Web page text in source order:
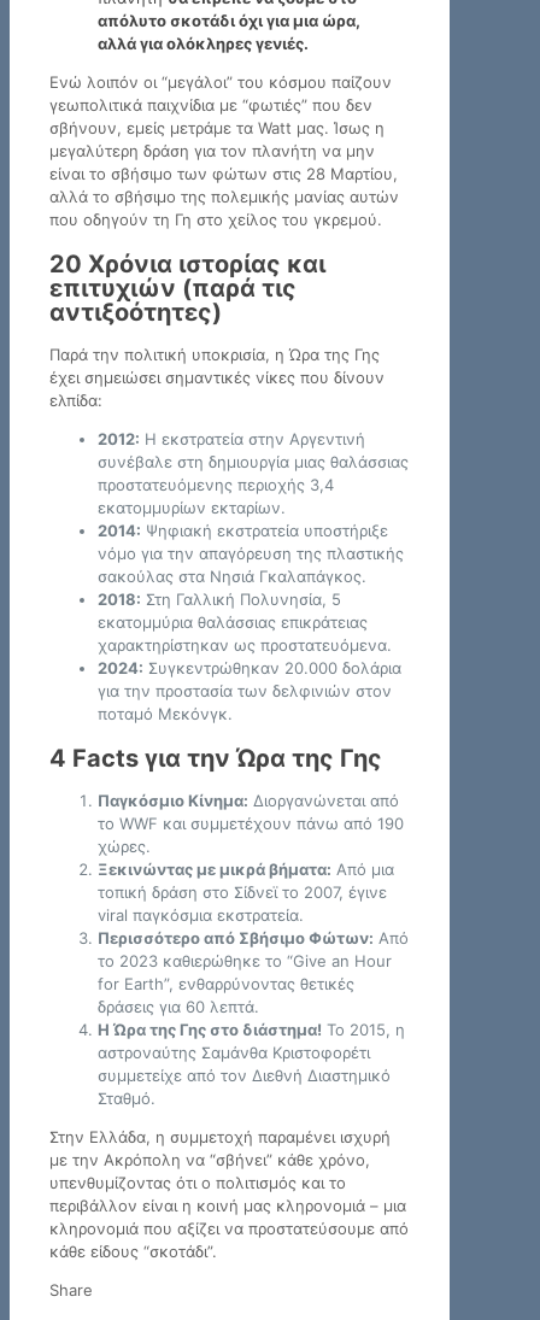
απόλυτο σκοτάδι όχι για μια ώρα,
αλλά για ολόκληρες γενιές.
Ενώ λοιπόν οι “μεγάλοι” του κόσμου παίζουν
γεωπολιτικά παιχνίδια με “φωτιές” που δεν
σβήνουν, εμείς μετράμε τα Watt μας. Ίσως η
μεγαλύτερη δράση για τον πλανήτη να μην
είναι το σβήσιμο των φώτων στις 28 Μαρτίου,
αλλά το σβήσιμο της πολεμικής μανίας αυτών
που οδηγούν τη Γη στο χείλος του γκρεμού.
20 Χρόνια ιστορίας και
επιτυχιών (παρά τις
αντιξοότητες)
Παρά την πολιτική υποκρισία, η Ώρα της Γης
έχει σημειώσει σημαντικές νίκες που δίνουν
ελπίδα:
2012: Η εκστρατεία στην Αργεντινή
συνέβαλε στη δημιουργία μιας θαλάσσιας
προστατευόμενης περιοχής 3,4
εκατομμυρίων εκταρίων.
2014: Ψηφιακή εκστρατεία υποστήριξε
νόμο για την απαγόρευση της πλαστικής
σακούλας στα Νησιά Γκαλαπάγκος.
2018: Στη Γαλλική Πολυνησία, 5
εκατομμύρια θαλάσσιας επικράτειας
χαρακτηρίστηκαν ως προστατευόμενα.
2024: Συγκεντρώθηκαν 20.000 δολάρια
για την προστασία των δελφινιών στον
ποταμό Μεκόνγκ.
4 Facts για την Ώρα της Γης
Παγκόσμιο Κίνημα: Διοργανώνεται από
το WWF και συμμετέχουν πάνω από 190
χώρες.
Ξεκινώντας με μικρά βήματα: Από μια
τοπική δράση στο Σίδνεϊ το 2007, έγινε
viral παγκόσμια εκστρατεία.
Περισσότερο από Σβήσιμο Φώτων: Από
το 2023 καθιερώθηκε το “Give an Hour
for Earth”, ενθαρρύνοντας θετικές
δράσεις για 60 λεπτά.
Η Ώρα της Γης στο διάστημα! Το 2015, η
αστροναύτης Σαμάνθα Κριστοφορέτι
συμμετείχε από τον Διεθνή Διαστημικό
Σταθμό.
Στην Ελλάδα, η συμμετοχή παραμένει ισχυρή
με την Ακρόπολη να “σβήνει” κάθε χρόνο,
υπενθυμίζοντας ότι ο πολιτισμός και το
περιβάλλον είναι η κοινή μας κληρονομιά – μια
κληρονομιά που αξίζει να προστατεύσουμε από
κάθε είδους “σκοτάδι”.
Share